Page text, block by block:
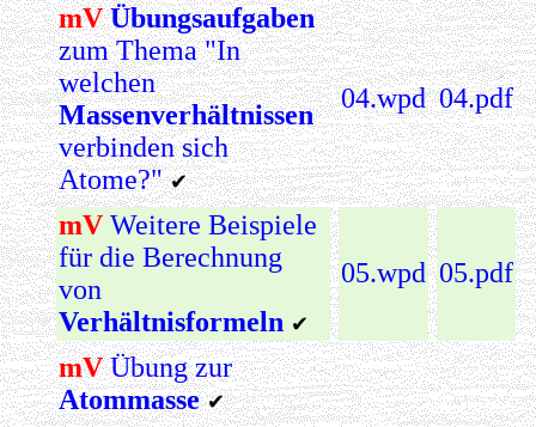
mV Übungsaufgaben
zum Thema "In
welchen
Massenverhältnissen
verbinden sich
Atome?" ✔
04.wpd 04.pdf
mV Weitere Beispiele
für die Berechnung
von
Verhältnisformeln ✔
05.wpd 05.pdf
mV Übung zur
Atommasse ✔